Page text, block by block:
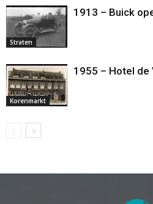
Straten
1913 – Buick
Korenmarkt
1955 – Hotel de